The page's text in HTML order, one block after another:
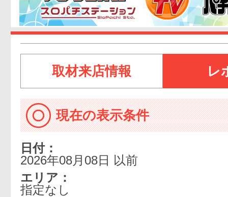
取材来店情報 レ
現在の表示条件
日付：
2026年08月08日 以前
エリア：
指定なし